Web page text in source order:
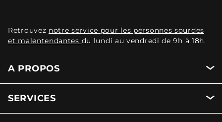
Retrouvez notre service pour les personnes sourdes
et malentendantes du lundi au vendredi de 9h à 18h.
A PROPOS
SERVICES